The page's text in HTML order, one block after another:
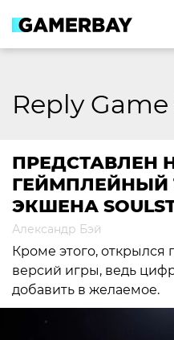
content
Reply
ПРЕДСТАВЛЕН
ГЕЙМПЛЕЙНЫЙ
ЭКШЕНА
Александр Бэй
Кроме этого, открылся
версий игры, ведь
добавить в желаемое.